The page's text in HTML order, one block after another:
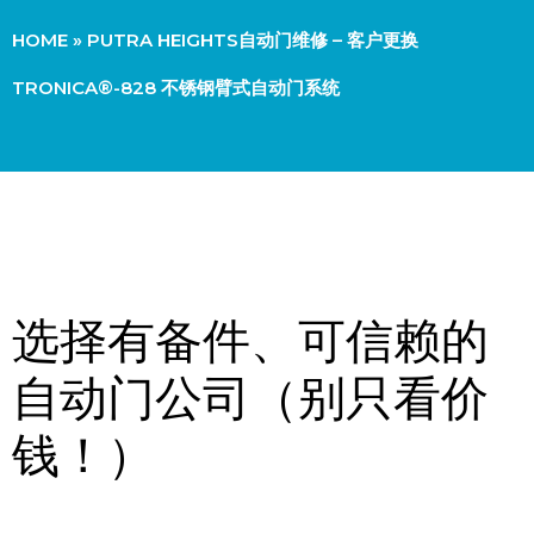
HOME » PUTRA HEIGHTS自动门维修 – 客户更换
TRONICA®-828 不锈钢臂式自动门系统
选择有备件、可信赖的
自动门公司（别只看价
钱！）